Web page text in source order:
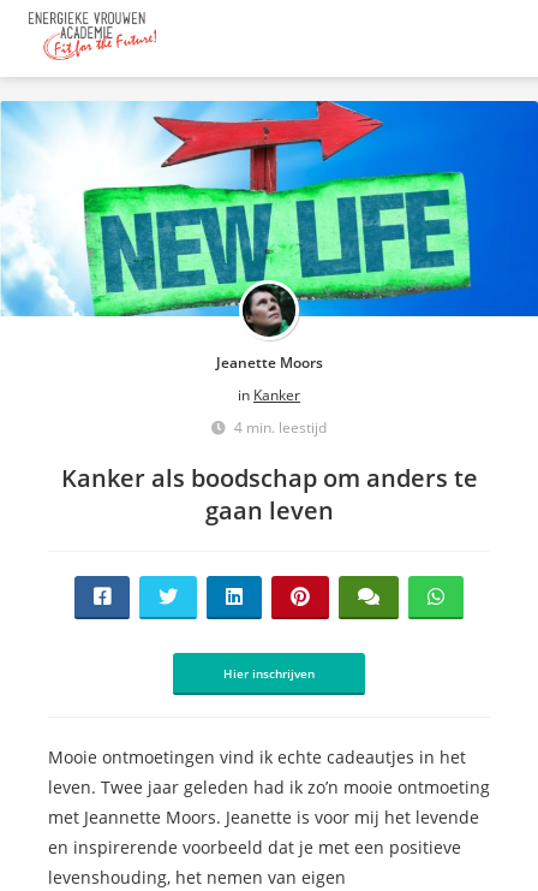
Jeanette Moors
in Kanker
4 min. leestijd
Kanker als boodschap om anders te
gaan leven
Hier inschrijven
Mooie ontmoetingen vind ik echte cadeautjes in het
leven. Twee jaar geleden had ik zo’n mooie ontmoeting
met Jeannette Moors. Jeanette is voor mij het levende
en inspirerende voorbeeld dat je met een positieve
levenshouding, het nemen van eigen